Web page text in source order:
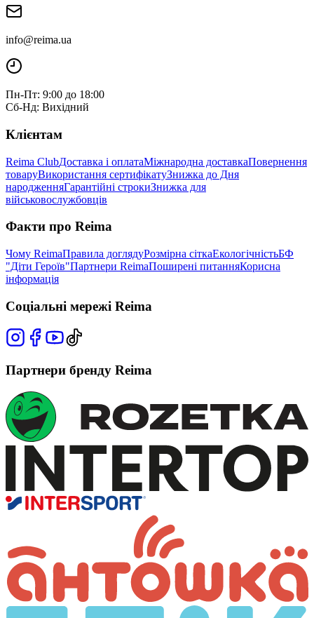
info@reima.ua
Пн-Пт: 9:00 до 18:00
Сб-Нд: Вихідний
Клієнтам
Reima ClubДоставка і оплатаМіжнародна доставкаПовернення
товаруВикористання сертифікатуЗнижка до Дня
народженняГарантійні строкиЗнижка для
військовослужбовців
Факти про Reima
Чому ReimaПравила доглядуРозмірна сіткаЕкологічністьБФ
"Діти Героїв"Партнери ReimaПоширені питанняКорисна
інформація
Соціальні мережі Reima
Партнери бренду Reima